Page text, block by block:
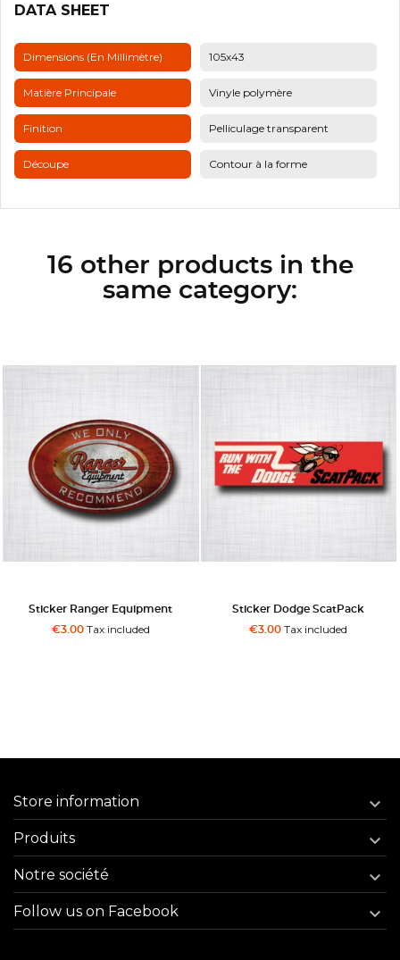
DATA SHEET
Dimensions (en Millimètre) 105x43
Matière Principale Vinyle polymère
Finition Pelliculage transparent
Découpe Contour à la forme
16 other products in the
same category:
Sticker Ranger Equipment
€3.00Tax included
Sticker Dodge ScatPack
€3.00 Tax included
Store information 
Produits 
Notre société 
Follow us on Facebook 